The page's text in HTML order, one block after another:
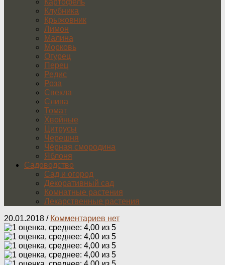
Картофель
Клубника
Крыжовник
Лимон
Малина
Морковь
Огурец
Перец
Редис
Роза
Свекла
Слива
Томат
Хвойные
Цитрусы
Черешня
Чёрная смородина
Яблоня
Садоводство
Сад и огород
Декоративный сад
Комнатные растения
Лекарственные растения
20.01.2018 / Комментариев нет